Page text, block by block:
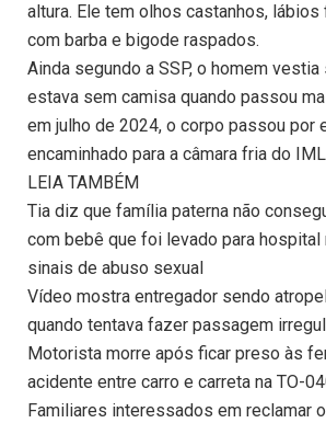
altura. Ele tem olhos castanhos,
com barba e bigode raspados.
Ainda segundo a SSP, o homem
estava sem camisa quando passou
em julho de 2024, o corpo passou por
encaminhado para a câmara fria do
LEIA TAMBÉM
Tia diz que família paterna não
com bebê que foi levado para hospital
sinais de abuso sexual
Vídeo mostra entregador sendo
quando tentava fazer passagem
Motorista morre após ficar preso às
acidente entre carro e carreta na TO-
Familiares interessados em reclamar